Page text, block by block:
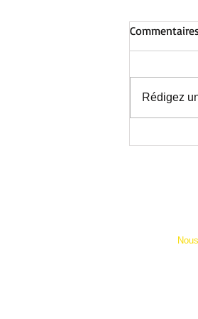
Rédigez